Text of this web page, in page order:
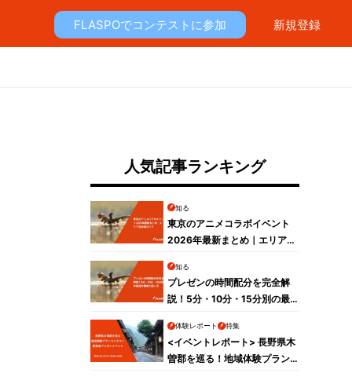
FLASPOでコンテストに参加 新規登録
人気記事ランキング
知る
東京のアニメコラボイベント
2026年最新まとめ｜エリア別
知る
プレゼンの時間配分を完全解
説！5分・10分・15分別の最
体験レポート 特集
<イベントレポート> 長野県木
曽郡を巡る！地域体験プラン